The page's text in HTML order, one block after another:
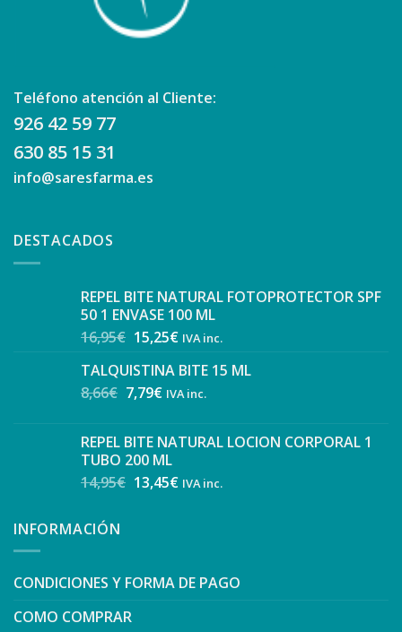
Teléfono atención al Cliente:
926 42 59 77
630 85 15 31
info@saresfarma.es
DESTACADOS
REPEL BITE NATURAL FOTOPROTECTOR SPF
50 1 ENVASE 100 ML
16,95€ 15,25€ IVA inc.
TALQUISTINA BITE 15 ML
8,66€ 7,79€ IVA inc.
REPEL BITE NATURAL LOCION CORPORAL 1
TUBO 200 ML
14,95€ 13,45€ IVA inc.
INFORMACIÓN
CONDICIONES Y FORMA DE PAGO
COMO COMPRAR